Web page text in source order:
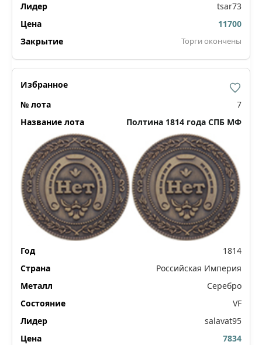
tsar73
11700
Торги окончены
7
Полтина 1814 года СПБ МФ
1814
Российская Империя
Серебро
VF
salavat95
7834